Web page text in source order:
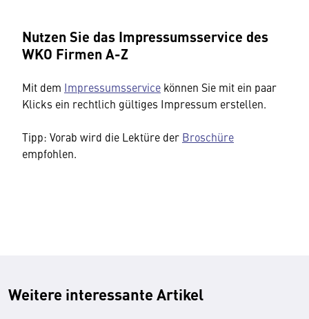
Nutzen Sie das Impressumsservice des
WKO Firmen A-Z
Mit dem Impressumsservice können Sie mit ein paar
Klicks ein rechtlich gültiges Impressum erstellen.
Tipp: Vorab wird die Lektüre der Broschüre
empfohlen.
Weitere interessante Artikel